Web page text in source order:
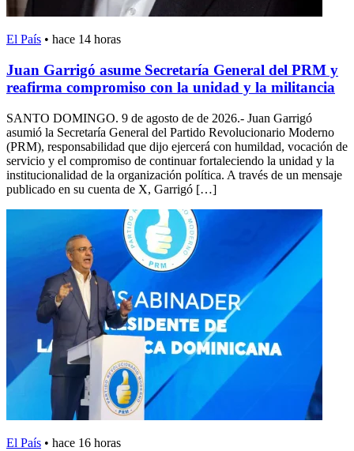
El País • hace 14 horas
Juan Garrigó asume Secretaría General del PRM y
reafirma compromiso con la unidad y la militancia
SANTO DOMINGO. 9 de agosto de de 2026.- Juan Garrigó
asumió la Secretaría General del Partido Revolucionario Moderno
(PRM), responsabilidad que dijo ejercerá con humildad, vocación de
servicio y el compromiso de continuar fortaleciendo la unidad y la
institucionalidad de la organización política. A través de un mensaje
publicado en su cuenta de X, Garrigó […]
El País • hace 16 horas